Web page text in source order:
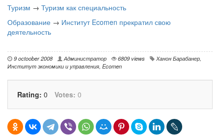
Туризм → Туризм как специальность
Образование → Институт Ecomen прекратил свою
деятельность
9 octoober 2008 Администратор 6809 views Ханон Барабанер,
Институт экономики и управления, Ecomen
Rating: 0 Votes: 0